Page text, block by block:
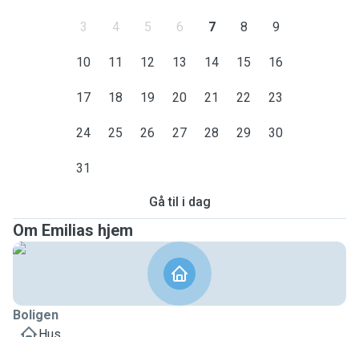
3 4 5 6 7 8 9
10 11 12 13 14 15 16
17 18 19 20 21 22 23
24 25 26 27 28 29 30
31
Gå til i dag
Om Emilias hjem
Boligen